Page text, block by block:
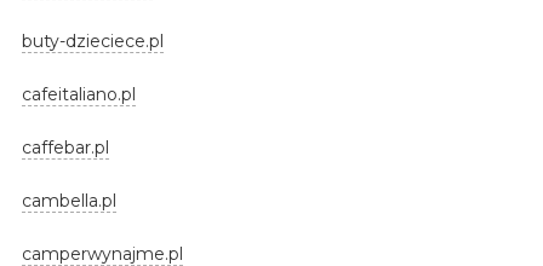
buty-dzieciece.pl
cafeitaliano.pl
caffebar.pl
cambella.pl
camperwynajme.pl